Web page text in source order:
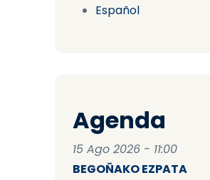
Español
Agenda
15 Ago 2026 - 11:00
BEGOÑAKO EZPATA